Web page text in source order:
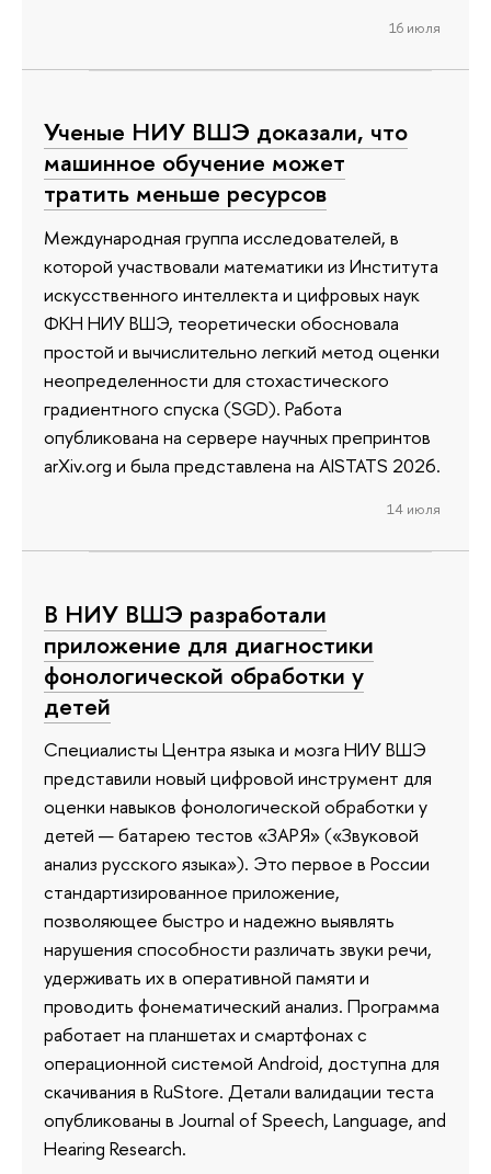
16 июля
Ученые НИУ ВШЭ доказали, что
машинное обучение может
тратить меньше ресурсов
Международная группа исследователей, в
которой участвовали математики из Института
искусственного интеллекта и цифровых наук
ФКН НИУ ВШЭ, теоретически обосновала
простой и вычислительно легкий метод оценки
неопределенности для стохастического
градиентного спуска (SGD). Работа
опубликована на сервере научных препринтов
arXiv.org и была представлена на AISTATS 2026.
14 июля
В НИУ ВШЭ разработали
приложение для диагностики
фонологической обработки у
детей
Специалисты Центра языка и мозга НИУ ВШЭ
представили новый цифровой инструмент для
оценки навыков фонологической обработки у
детей — батарею тестов «ЗАРЯ» («Звуковой
анализ русского языка»). Это первое в России
стандартизированное приложение,
позволяющее быстро и надежно выявлять
нарушения способности различать звуки речи,
удерживать их в оперативной памяти и
проводить фонематический анализ. Программа
работает на планшетах и смартфонах с
операционной системой Android, доступна для
скачивания в RuStore. Детали валидации теста
опубликованы в Journal of Speech, Language, and
Hearing Research.